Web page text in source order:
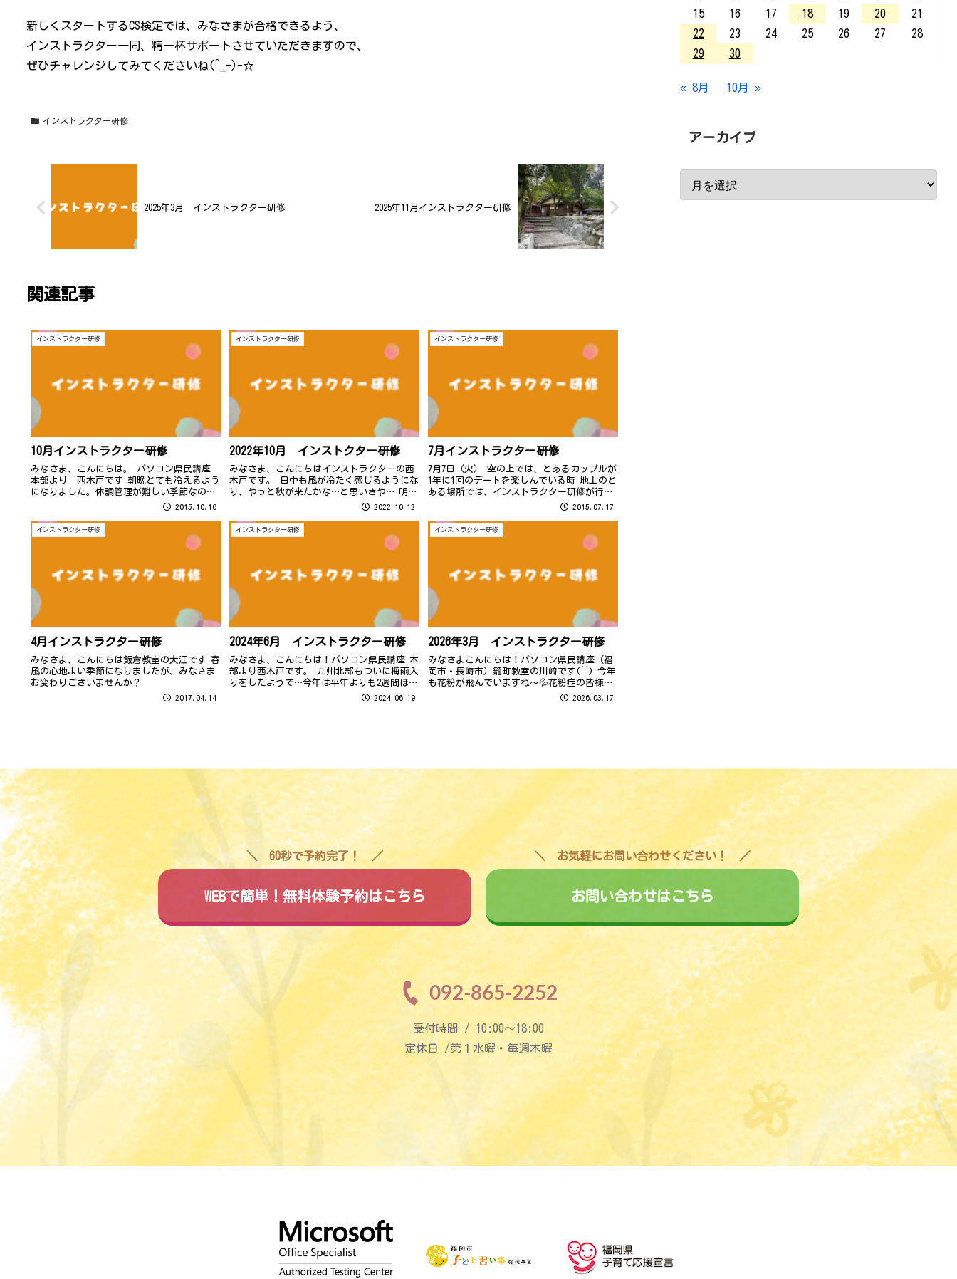
新しくスタートするCS検定では、みなさまが合格できるよう、
インストラクター一同、精一杯サポートさせていただきますので、
ぜひチャレンジしてみてくださいね(^_-)-☆
インストラクター研修
2025年3月 インストラクター研修 2025年11月インストラクター研修
関連記事
インストラクター研修
10月インストラクター研修
みなさま、こんにちは。 パソコン県民講座
本部より 西木戸です 朝晩とても冷えるよう
になりました。体調管理が難しい季節なので
体調を崩されないようお気を付け下さい。
2015.10.16
インストラクター研修
2022年10月 インストクター研修
みなさま、こんにちはインストラクターの西
木戸です。 日中も風が冷たく感じるようにな
り、やっと秋が来たかな…と思いきや… 明日
からまた数日、日中の気温が25度越えの予報
ようお気を付けください
2022.10.12
インストラクター研修
7月インストラクター研修
7月7日（火） 空の上では、とあるカップルが
1年に1回のデートを楽しんでいる時 地上のと
ある場所では、インストラクター研修が行わ
れました。 大橋教室の浅野です。 2015.07.17
インストラクター研修
4月インストラクター研修
みなさま、こんにちは飯倉教室の大江です 春
風の心地よい季節になりましたが、みなさま
お変わりございませんか？
2017.04.14
インストラクター研修
2024年6月 インストラクター研修
みなさま、こんにちは！パソコン県民講座 本
部より西木戸です。 九州北部もついに梅雨入
りをしたようで…今年は平年よりも2週間ほど
遅い梅雨入りとなりました。これから雨の日
2024.06.19
インストラクター研修
2026年3月 インストラクター研修
みなさまこんにちは！パソコン県民講座（福
岡市・長崎市）籠町教室の川崎です(^^) 今年
も花粉が飛んでいますね～💦花粉症の皆様、
涙で前が見えない日もありますが、どうにか
2026.03.17
15
16 17 18 19 20
21
22
23 24 25 26 27
28
29
30
« 8月 10月 »
アーカイブ
60秒で予約完了！
WEBで簡単！無料体験予約はこちら
お気軽にお問い合わせください！
お問い合わせはこちら
092-865-2252
受付時間 / 10:00〜18:00
定休日 /第１水曜・毎週木曜